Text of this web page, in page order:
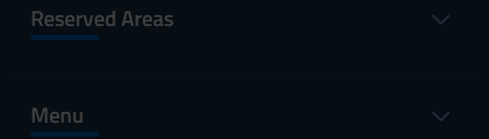
Reserved Areas
Menu